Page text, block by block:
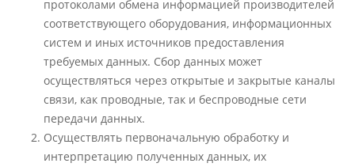
протоколами обмена информацией производителей
соответствующего оборудования, информационных
систем и иных источников предоставления
требуемых данных. Сбор данных может
осуществляться через открытые и закрытые каналы
связи, как проводные, так и беспроводные сети
передачи данных.
Осуществлять первоначальную обработку и
интерпретацию полученных данных, их